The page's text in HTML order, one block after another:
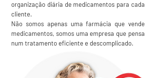
organização diária de medicamentos para cada
cliente.
Não somos apenas uma farmácia que vende
medicamentos, somos uma empresa que pensa
num tratamento eficiente e descomplicado.